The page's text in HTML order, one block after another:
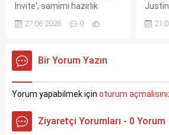
Invite', samimi hazırlık
süreciyle dikkat çekiyor.
Oyuncular, çekimler
cinsel dinamikleri hakkında
kişisel deneyimlerini
ayakta alkışlanmıştı.
27.06.2026 0
Justin
Bir Yorum Yazın
Yorum yapabilmek için oturum
Ziyaretçi Yorumları - 0 Yorum